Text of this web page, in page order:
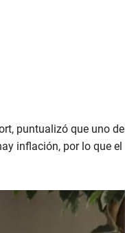
puntualizó que uno de
inflación, por lo que el